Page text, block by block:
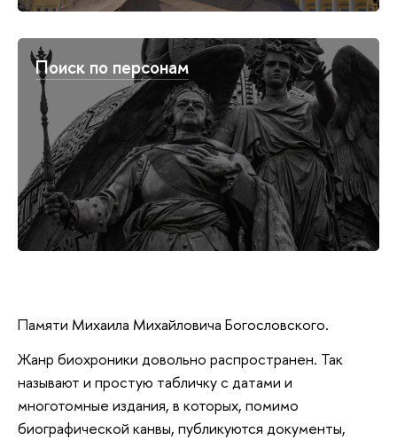
Поиск по персонам
Памяти Михаила Михайловича Богословского.
Жанр биохроники довольно распространен. Так
называют и простую табличку с датами и
многотомные издания, в которых, помимо
биографической канвы, публикуются документы,